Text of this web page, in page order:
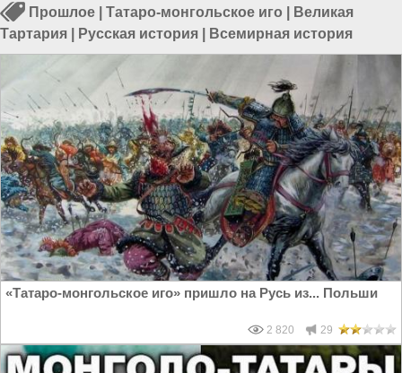
Прошлое Татаро-монгольское иго
Великая
Тартария
Русская история Всемирная история
«Татаро-монгольское иго» пришло на Русь из... Польши
2 820 29